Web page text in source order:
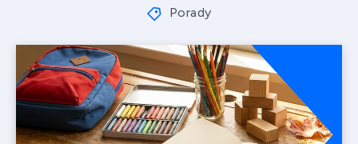
Porady